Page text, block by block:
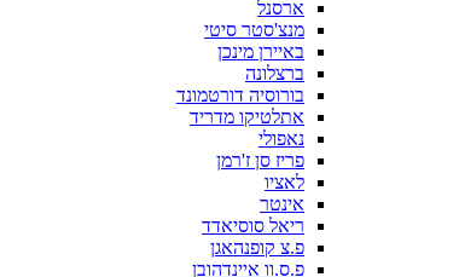
ארסנל
מנצ'סטר סיטי
באיירן מינכן
ברצלונה
בורוסיה דורטמונד
אתלטיקו מדריד
נאפולי
פריז סן ז'רמן
לאציו
אינטר
ריאל סוסיאדד
פ.צ קופנהאגן
פ.ס.וו איינדהובן